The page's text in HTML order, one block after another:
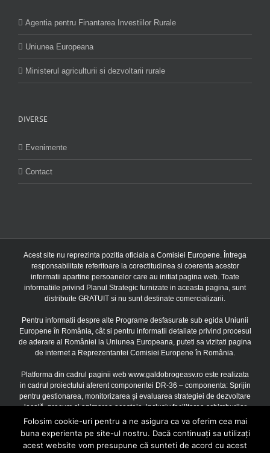
Agentia pentru Finantarea Investiilor Rurale
Uniunea Europeana
Ministerul agriculturii si dezvoltarii rurale
DIVERSE
Evenimente
Contact
Acest site nu reprezinta pozitia oficiala a Comisiei Europene. Întrega
responsabilitate referitoare la corectitudinea si coerenta acestor
informatii apartine persoanelor care au initiat pagina web. Toate
informatiile privind Planul Strategic furnizate in aceasta pagina, sunt
distribuite GRATUIT si nu sunt destinate comercializarii.
Pentru informatii despre alte Programe desfasurate sub egida Uniunii
Europene în România, cât si pentru informatii detaliate privind procesul
de aderare al României la Uniunea Europeana, puteti sa vizitati pagina
de internet a Reprezentantei Comisiei Europene în România.
Platforma din cadrul paginii web www.galdobrogeasv.ro este realizata
in cadrul proiectului aferent componentei DR-36 – componenta: Sprijin
pentru gestionarea, monitorizarea și evaluarea strategiei de dezvoltare
locală, precum și animarea acesteia, inclusiv facilitarea schimburilor
între părțile interesate, finantat prin Uniunea Europeana si Guvernul
Romaniei prin Planul Strategic PAC 2023 – 2027, Acord de finantare
3601F200021621400251/16.10.2024, cu o valoare de 669.047,00
Euro, Contract subsecvent nr. 1 3601F210021621400251/16.10.2024,
Folosim cookie-uri pentru a ne asigura ca va oferim cea mai
buna experienta pe site-ul nostru. Dacă continuați sa utilizați
acest website vom presupune că sunteti de acord cu acest